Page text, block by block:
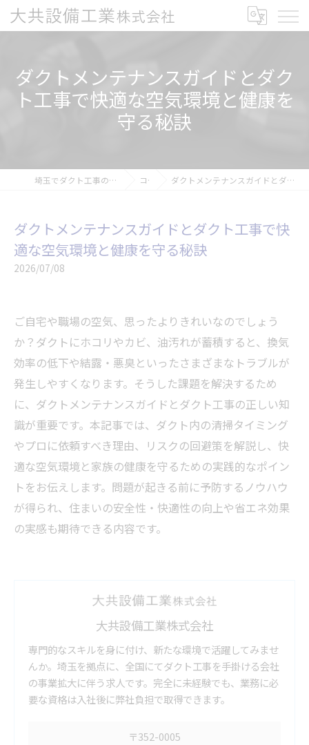
ダクトメンテナンスガイドとダク
ト工事で快適な空気環境と健康を
守る秘訣
埼玉でダクト工事の求人なら大共設備工業株式会社 コラム ダクトメンテナンスガイドとダクト工事で快適な空気環境と健康を守る秘訣
ダクトメンテナンスガイドとダクト工事で快
適な空気環境と健康を守る秘訣
2026/07/08
ご自宅や職場の空気、思ったよりきれいなのでしょう
か？ダクトにホコリやカビ、油汚れが蓄積すると、換気
効率の低下や結露・悪臭といったさまざまなトラブルが
発生しやすくなります。そうした課題を解決するため
に、ダクトメンテナンスガイドとダクト工事の正しい知
識が重要です。本記事では、ダクト内の清掃タイミング
やプロに依頼すべき理由、リスクの回避策を解説し、快
適な空気環境と家族の健康を守るための実践的なポイン
トをお伝えします。問題が起きる前に予防するノウハウ
が得られ、住まいの安全性・快適性の向上や省エネ効果
の実感も期待できる内容です。
大共設備工業株式会社
専門的なスキルを身に付け、新たな環境で活躍してみませ
んか。埼玉を拠点に、全国にてダクト工事を手掛ける会社
の事業拡大に伴う求人です。完全に未経験でも、業務に必
要な資格は入社後に弊社負担で取得できます。
〒352-0005